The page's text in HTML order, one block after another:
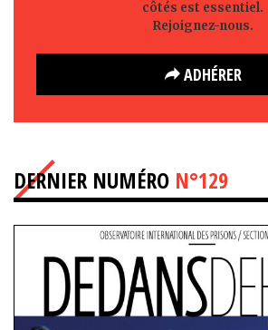
côtés est essentiel.
Rejoignez-nous.
ADHÉRER
DERNIER NUMÉRO N°129